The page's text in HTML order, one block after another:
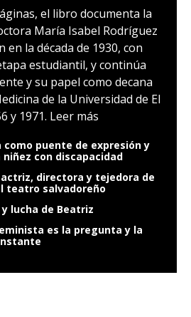
el libro documenta la
María Isabel Rodríguez
en la década de 1930, con
estudiantil, y continúa
y su papel como decana
de la Universidad de El
y 1971. Leer más
puente de expresión y
con discapacidad
directora y tejedora de
teatro salvadoreño
lucha de Beatriz
es la pregunta y la